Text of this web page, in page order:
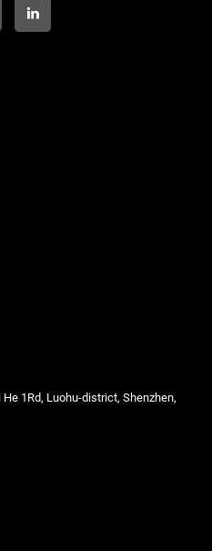
1Rd, Luohu-district, Shenzhen,